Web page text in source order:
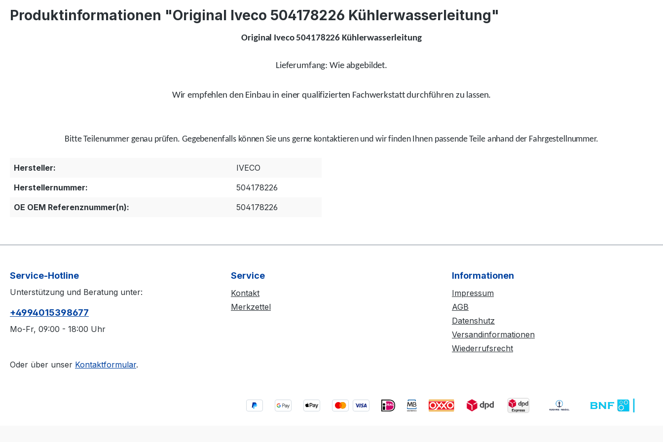
Produktinformationen "Original Iveco 504178226 Kühlerwasserleitung"
Original Iveco 504178226 Kühlerwasserleitung
Lieferumfang: Wie abgebildet.
Wir empfehlen den Einbau in einer qualifizierten Fachwerkstatt durchführen zu lassen.
Bitte Teilenummer genau prüfen. Gegebenenfalls können Sie uns gerne kontaktieren und wirfindenIhnen passende Teile anhand der Fahrgestellnummer.
Hersteller:
IVECO
Herstellernummer:
504178226
OE OEM Referenznummer(n):
504178226
Service-Hotline
Unterstützung und Beratung unter:
+4994015398677
Mo-Fr, 09:00 - 18:00 Uhr
Oder über unser Kontaktformular.
Service
Kontakt
Merkzettel
Informationen
Impressum
AGB
Datenshutz
Versandinformationen
Wiederrufsrecht